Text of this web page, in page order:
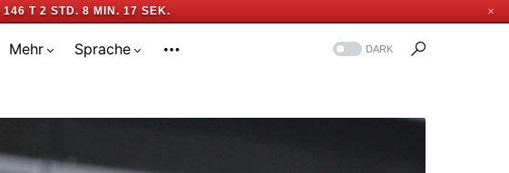
146 T 2 STD. 8 MIN. 16 SEK. ✕
Mehr Sprache DARK